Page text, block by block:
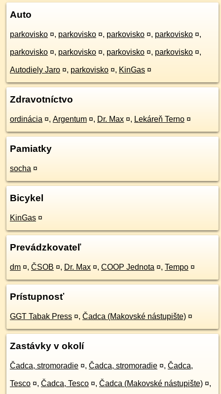
Auto
parkovisko ¤, parkovisko ¤, parkovisko ¤, parkovisko ¤,
parkovisko ¤, parkovisko ¤, parkovisko ¤, parkovisko ¤,
Autodiely Jaro ¤, parkovisko ¤, KinGas ¤
Zdravotníctvo
ordinácia ¤, Argentum ¤, Dr. Max ¤, Lekáreň Terno ¤
Pamiatky
socha ¤
Bicykel
KinGas ¤
Prevádzkovateľ
dm ¤, ČSOB ¤, Dr. Max ¤, COOP Jednota ¤, Tempo ¤
Prístupnosť
GGT Tabak Press ¤, Čadca (Makovské nástupište) ¤
Zastávky v okolí
Čadca, stromoradie ¤, Čadca, stromoradie ¤, Čadca,
Tesco ¤, Čadca, Tesco ¤, Čadca (Makovské nástupište) ¤,